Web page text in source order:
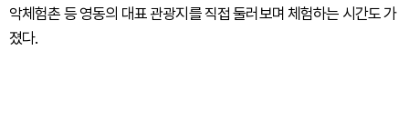
악체험촌 등 영동의 대표 관광지를 직접 둘러보며 체험하는 시간도 가
졌다.